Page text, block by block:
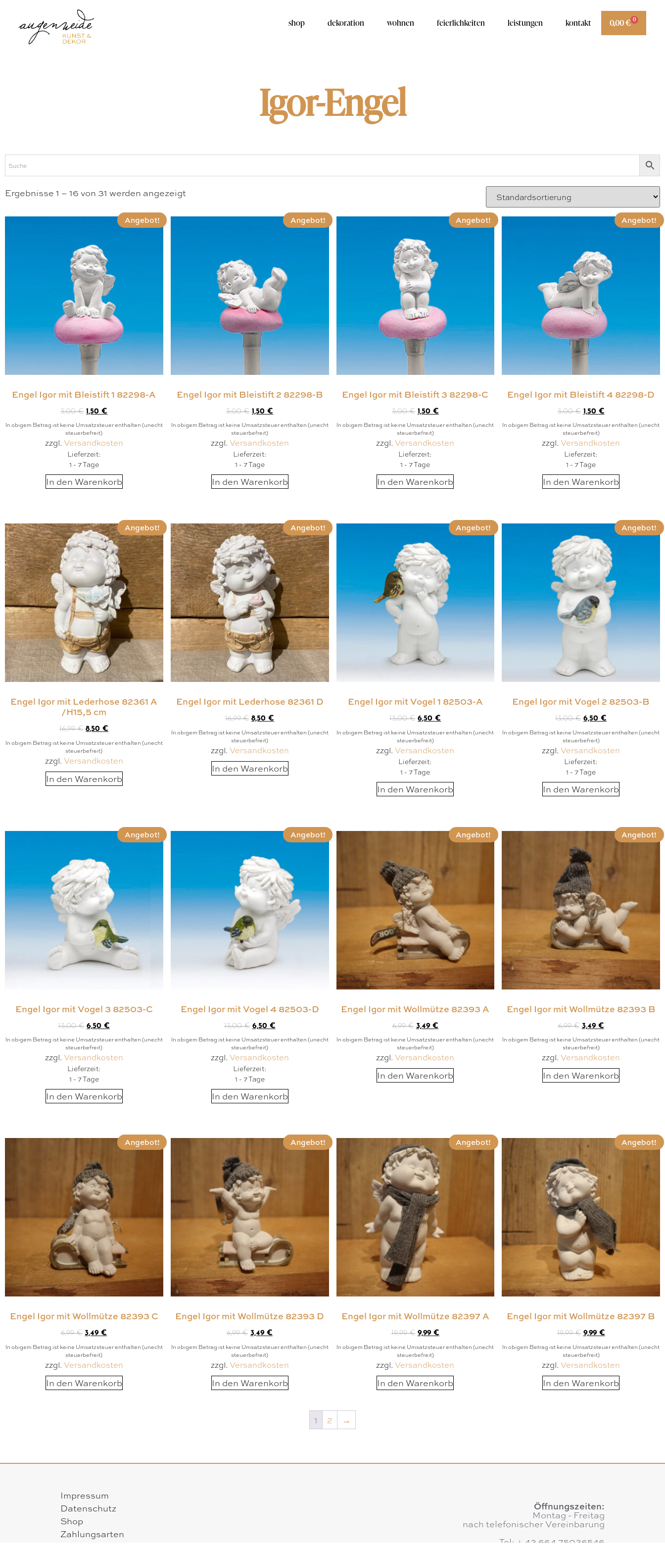
shop dekoration wohnen feierlichkeiten leistungen kontakt 0,00€ 0
Igor-Engel
Ergebnisse 1 – 16 von 31 werden angezeigt
Angebot!
Engel Igor mit Bleistift 1 82298-A
3,00€ 1,50€
In obigem Betrag ist keine Umsatzsteuer enthalten (unecht
steuerbefreit)
zzgl. Versandkosten
Lieferzeit:
1 - 7 Tage
In den Warenkorb
Angebot!
Engel Igor mit Bleistift 2 82298-B
3,00€ 1,50€
In obigem Betrag ist keine Umsatzsteuer enthalten (unecht
steuerbefreit)
zzgl. Versandkosten
Lieferzeit:
1 - 7 Tage
In den Warenkorb
Angebot!
Engel Igor mit Bleistift 3 82298-C
3,00€ 1,50 €
In obigem Betrag ist keine Umsatzsteuer enthalten (unecht
steuerbefreit)
zzgl. Versandkosten
Lieferzeit:
1 - 7 Tage
In den Warenkorb
Angebot!
Engel Igor mit Bleistift 4 82298-D
3,00€ 1,50 €
In obigem Betrag ist keine Umsatzsteuer enthalten (unecht
steuerbefreit)
zzgl. Versandkosten
Lieferzeit:
1 - 7 Tage
In den Warenkorb
Angebot!
Engel Igor mit Lederhose 82361 A
/H15,5 cm
16,99€ 8,50€
In obigem Betrag ist keine Umsatzsteuer enthalten (unecht
steuerbefreit)
zzgl. Versandkosten
In den Warenkorb
Angebot!
Engel Igor mit Lederhose 82361 D
16,99€ 8,50€
In obigem Betrag ist keine Umsatzsteuer enthalten (unecht
steuerbefreit)
zzgl. Versandkosten
In den Warenkorb
Angebot!
Engel Igor mit Vogel 1 82503-A
13,00€ 6,50€
In obigem Betrag ist keine Umsatzsteuer enthalten (unecht
steuerbefreit)
zzgl. Versandkosten
Lieferzeit:
1 - 7 Tage
In den Warenkorb
Angebot!
Engel Igor mit Vogel 2 82503-B
13,00€ 6,50€
In obigem Betrag ist keine Umsatzsteuer enthalten (unecht
steuerbefreit)
zzgl. Versandkosten
Lieferzeit:
1 - 7 Tage
In den Warenkorb
Angebot!
Engel Igor mit Vogel 3 82503-C
13,00€ 6,50 €
In obigem Betrag ist keine Umsatzsteuer enthalten (unecht
steuerbefreit)
zzgl. Versandkosten
Lieferzeit:
1 - 7 Tage
In den Warenkorb
Angebot!
Engel Igor mit Vogel 4 82503-D
13,00€ 6,50 €
In obigem Betrag ist keine Umsatzsteuer enthalten (unecht
steuerbefreit)
zzgl. Versandkosten
Lieferzeit:
1 - 7 Tage
In den Warenkorb
Angebot!
Engel Igor mit Wollmütze 82393 A
6,99€ 3,49 €
In obigem Betrag ist keine Umsatzsteuer enthalten (unecht
steuerbefreit)
zzgl. Versandkosten
In den Warenkorb
Angebot!
Engel Igor mit Wollmütze 82393 B
6,99€ 3,49 €
In obigem Betrag ist keine Umsatzsteuer enthalten (unecht
steuerbefreit)
zzgl. Versandkosten
In den Warenkorb
Angebot!
Engel Igor mit Wollmütze 82393 C
6,99€ 3,49€
In obigem Betrag ist keine Umsatzsteuer enthalten (unecht
steuerbefreit)
zzgl. Versandkosten
In den Warenkorb
Angebot!
Engel Igor mit Wollmütze 82393 D
6,99€ 3,49€
In obigem Betrag ist keine Umsatzsteuer enthalten (unecht
steuerbefreit)
zzgl. Versandkosten
In den Warenkorb
Angebot!
Engel Igor mit Wollmütze 82397 A
19,99€ 9,99 €
In obigem Betrag ist keine Umsatzsteuer enthalten (unecht
steuerbefreit)
zzgl. Versandkosten
In den Warenkorb
Angebot!
Engel Igor mit Wollmütze 82397 B
19,99€ 9,99 €
In obigem Betrag ist keine Umsatzsteuer enthalten (unecht
steuerbefreit)
zzgl. Versandkosten
In den Warenkorb
1 2 →
Impressum
Datenschutz
Shop
Zahlungsarten
Öffnungszeiten:
Montag - Freitag
nach telefonischer Vereinbarung
Tel: + 43 664 75036546